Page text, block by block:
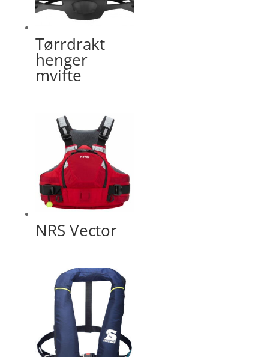
Tørrdrakt
henger
mvifte
NRS Vector